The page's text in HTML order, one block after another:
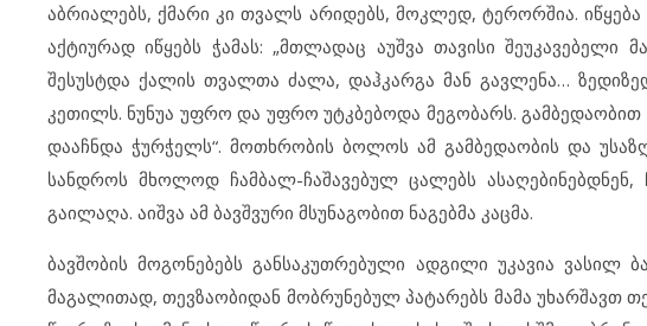
აბრიალებს, ქმარი კი თვალს არიდებს, მოკლედ, ტერორშია.
აქტიურად იწყებს ჭამას: „მთლადაც აუშვა თავისი
შესუსტდა ქალის თვალთა ძალა, დაჰკარგა მან გავლენა…
კეთილს. ნუნუა უფრო და უფრო უტკბებოდა მეგობარს.
დააჩნდა ჭურჭელს“. მოთხრობის ბოლოს ამ გამბედაობის და
სანდროს მხოლოდ ჩამბალ-ჩაშავებულ ცალებს
გაილაღა. აიშვა ამ ბავშვური მსუნაგობით ნაგებმა კაცმა.
ბავშობის მოგონებებს განსაკუთრებული ადგილი უკავია ვასილ
მაგალითად, თევზაობიდან მობრუნებულ პატარებს მამა უხარშავთ